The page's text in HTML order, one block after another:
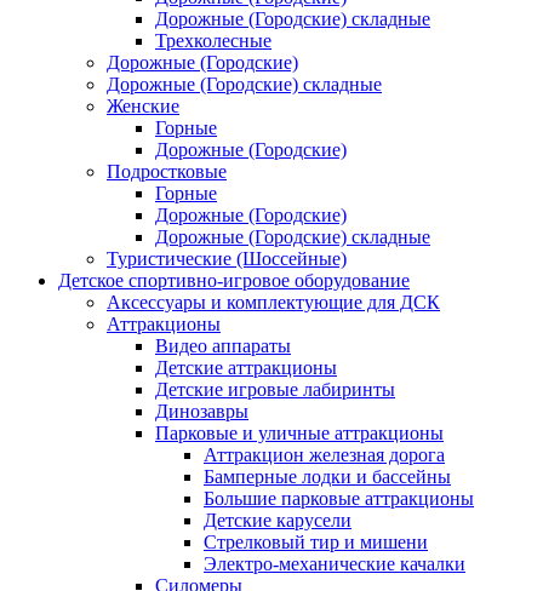
Дорожные (Городские) складные
Трехколесные
Дорожные (Городские)
Дорожные (Городские) складные
Женские
Горные
Дорожные (Городские)
Подростковые
Горные
Дорожные (Городские)
Дорожные (Городские) складные
Туристические (Шоссейные)
Детское спортивно-игровое оборудование
Аксессуары и комплектующие для ДСК
Аттракционы
Видео аппараты
Детские аттракционы
Детские игровые лабиринты
Динозавры
Парковые и уличные аттракционы
Аттракцион железная дорога
Бамперные лодки и бассейны
Большие парковые аттракционы
Детские карусели
Стрелковый тир и мишени
Электро-механические качалки
Силомеры